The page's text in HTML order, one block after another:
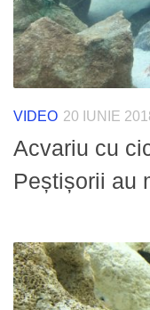
VIDEO 20 IUNIE
Acvariu cu
Peștișorii au